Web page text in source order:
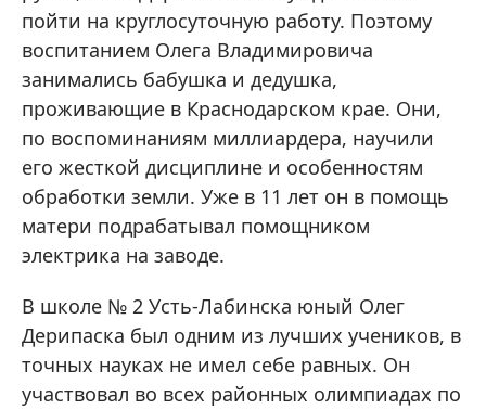
пойти на круглосуточную работу. Поэтому
воспитанием Олега Владимировича
занимались бабушка и дедушка,
проживающие в Краснодарском крае. Они,
по воспоминаниям миллиардера, научили
его жесткой дисциплине и особенностям
обработки земли. Уже в 11 лет он в помощь
матери подрабатывал помощником
электрика на заводе.
В школе № 2 Усть-Лабинска юный Олег
Дерипаска был одним из лучших учеников, в
точных науках не имел себе равных. Он
участвовал во всех районных олимпиадах по